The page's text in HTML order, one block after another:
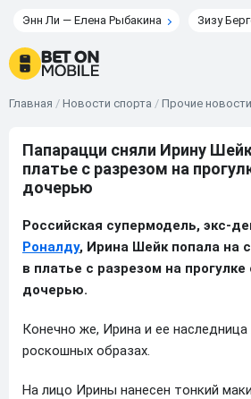
Энн Ли — Елена Рыбакина Зизу
Главная / Новости спорта / Прочие новости
Папарацци сняли Ирину
платье с разрезом на
дочерью
Российская супермодель, экс-
Роналду, Ирина Шейк попала на
в платье с разрезом на
дочерью.
Конечно же, Ирина и ее
роскошных образах.
На лицо Ирины нанесен тонкий